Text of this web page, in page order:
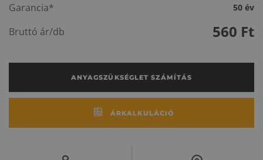
Garancia* 50 év
Bruttó ár/db 560 Ft
ANYAGSZÜKSÉGLET SZÁMÍTÁS
ÁRKALKULÁCIÓ